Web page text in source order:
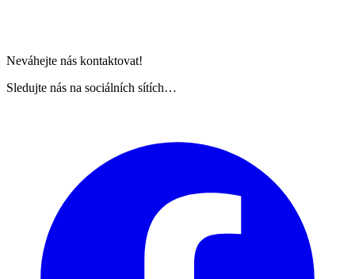
Neváhejte nás kontaktovat!
Sledujte nás na sociálních sítích…